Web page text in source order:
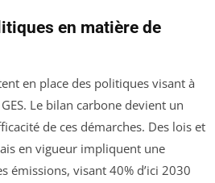
en matière de
en place des politiques visant à
Le bilan carbone devient un
de ces démarches. Des lois et
en vigueur impliquent une
émissions, visant 40% d’ici 2030